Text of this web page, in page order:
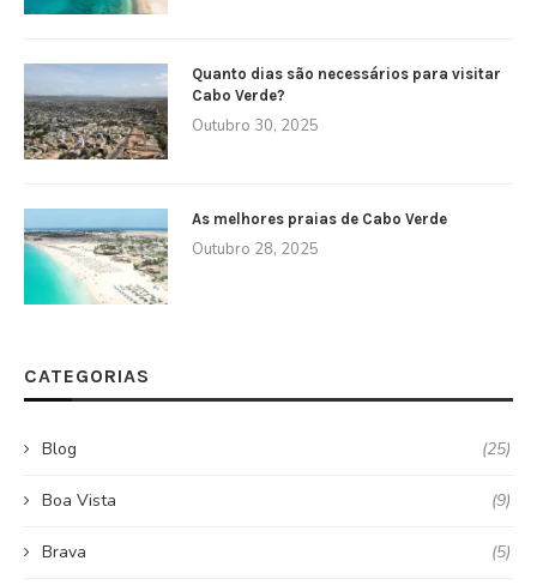
Quanto dias são necessários para visitar
Cabo Verde?
Outubro 30, 2025
As melhores praias de Cabo Verde
Outubro 28, 2025
CATEGORIAS
Blog (25)
Boa Vista (9)
Brava (5)